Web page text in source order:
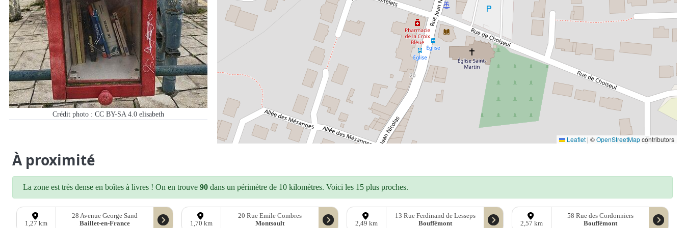
Crédit photo : CC BY-SA 4.0 elisabeth
Leaflet | ©OpenStreetMapcontributors
À proximité
La zone est très dense en boîtes à livres ! On en trouve 90 dans un périmètre de 10 kilomètres. Voici les 15 plus proches.
1,27 km
28 Avenue George Sand
Baillet-en-France
1,70 km
20 Rue Emile Combres
Montsoult
2,49 km
13 Rue Ferdinand de Lesseps
Bouffémont
2,57 km
58 Rue des Cordonniers
Bouffémont